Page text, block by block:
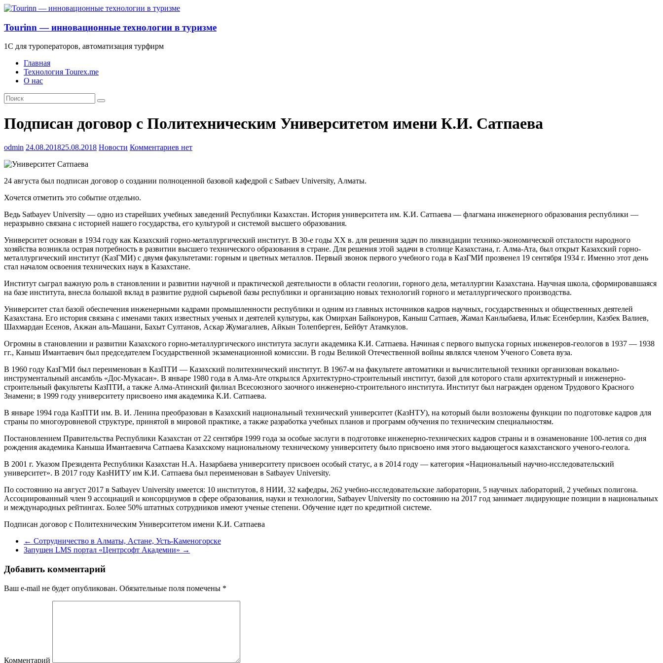
Tourinn — инновационные технологии в туризме
1С для туроператоров, автоматизация турфирм
Главная
Технология Tourex.me
О нас
Подписан договор с Политехническим Университетом имени К.И. Сатпаева
odmin 24.08.201825.08.2018 Новости Комментариев нет
24 августа был подписан договор о создании полноценной базовой кафедрой с Satbaev University, Алматы.
Хочется отметить это событие отдельно.
Ведь Satbayev University — одно из старейших учебных заведений Республики Казахстан. История университета им. К.И. Сатпаева — флагмана инженерного образования республики —
неразрывно связана с историей нашего государства, его культурой и системой высшего образования.
Университет основан в 1934 году как Казахский горно-металлургический институт. В 30-е годы XX в. для решения задач по ликвидации технико-экономической отсталости народного
хозяйства возникла острая потребность в развитии высшего технического образования в стране. Для решения этой задачи в столице Казахстана, г. Алма-Ата, был открыт Казахский горно-
металлургический институт (КазГМИ) с двумя факультетами: горным и цветных металлов. Первый звонок первого учебного года в КазГМИ прозвенел 19 сентября 1934 г. Именно этот день
стал началом освоения технических наук в Казахстане.
Институт сыграл важную роль в становлении и развитии научной и практической деятельности в области геологии, горного дела, металлургии Казахстана. Научная школа, сформировавшаяся
на базе института, внесла большой вклад в развитие рудной сырьевой базы республики и организацию новых технологий горного и металлургического производства.
Университет стал базой обеспечения инженерными кадрами промышленности республики и одним из главных источников кадров научных, государственных и общественных деятелей
Казахстана. Его история связана с именами таких известных ученых и деятелей культуры, как Омирхан Байконуров, Каныш Сатпаев, Жамал Канлыбаева, Ильяс Есенберлин, Казбек Валиев,
Шахмардан Есенов, Акжан аль-Машани, Бахыт Султанов, Аскар Жумагалиев, Айкын Толепберген, Бейбут Атамкулов.
Огромны в становлении и развитии Казахского горно-металлургического института заслуги академика К.И. Сатпаева. Начиная с первого выпуска горных инженеров-геологов в 1937 — 1938
гг., Каныш Имантаевич был председателем Государственной экзаменационной комиссии. В годы Великой Отечественной войны являлся членом Ученого Совета вуза.
В 1960 году КазГМИ был переименован в КазПТИ — Казахский политехнический институт. В 1967-м на факультете автоматики и вычислительной техники организован вокально-
инструментальный ансамбль «Дос-Мукасан». В январе 1980 года в Алма-Ате открылся Архитектурно-строительный институт, базой для которого стали архитектурный и инженерно-
строительный факультеты КазПТИ, а также Алма-Атинский филиал Всесоюзного заочного инженерно-строительного института. Институт был награжден орденом Трудового Красного
Знамени; в 1999 году университету присвоено имя академика К.И. Сатпаева.
В январе 1994 года КазПТИ им. В. И. Ленина преобразован в Казахский национальный технический университет (КазНТУ), на который были возложены функции по подготовке кадров для
страны по многоуровневой структуре, принятой в мировой практике, а также разработка учебных планов и программ обучения по техническим специальностям.
Постановлением Правительства Республики Казахстан от 22 сентября 1999 года за особые заслуги в подготовке инженерно-технических кадров страны и в ознаменование 100-летия со дня
рождения академика Каныша Имантаевича Сатпаева Казахскому национальному техническому университету было присвоено имя этого выдающегося казахстанского ученого-геолога.
В 2001 г. Указом Президента Республики Казахстан Н.А. Назарбаева университету присвоен особый статус, а в 2014 году — категория «Национальный научно-исследовательский
университет». В 2017 году КазНИТУ им К.И. Сатпаева был переименован в Satbayev University.
По состоянию на август 2017 в Satbayev University имеется: 10 институтов, 8 НИИ, 32 кафедры, 262 учебно-исследовательские лаборатории, 5 научных лабораторий, 2 учебных полигона.
Ассоциированный член 9 ассоциаций и консорциумов в сфере образования, науки и технологии, Satbayev University по состоянию на 2017 год занимает лидирующие позиции в национальных
и международных рейтингах. Более 50% штатных сотрудников имеют ученые степени. Обучение идет по кредитной системе.
Подписан договор с Политехническим Университетом имени К.И. Сатпаева
← Сотрудничество в Алматы, Астане, Усть-Каменогорске
Запущен LMS портал «Центрсофт Академии» →
Добавить комментарий
Ваш e-mail не будет опубликован. Обязательные поля помечены *
Комментарий